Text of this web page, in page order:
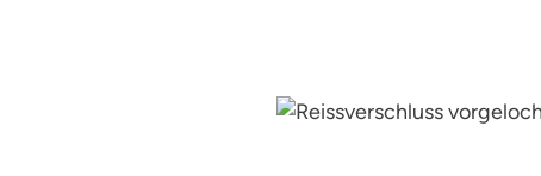
Bildergalerie überspringen